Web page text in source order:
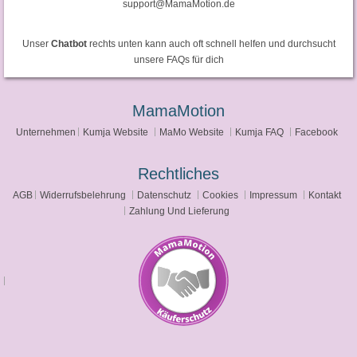
support@MamaMotion.de
Unser Chatbotrechts unten kann auch oft schnell helfen und durchsucht
unsere FAQs für dich
MamaMotion
Unternehmen Kumja Website MaMo Website Kumja FAQ Facebook
Rechtliches
AGB Widerrufsbelehrung Datenschutz Cookies Impressum
Kontakt
Zahlung Und Lieferung